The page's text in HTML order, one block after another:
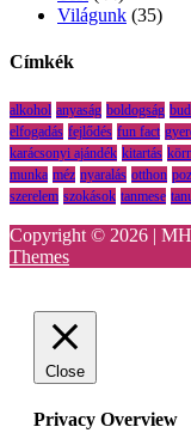
Világunk (35)
Címkék
alkohol anyaság boldogság
elfogadás fejlődés fun fact
karácsonyi ajándék kitartás
munka méz nyaralás otthon
szerelem szokások tanmese
Copyright © 2026 |
Themes
Close
Privacy Overview